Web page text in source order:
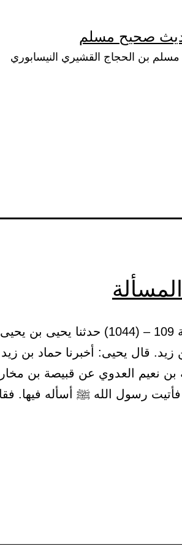
صحيح مسلم
مسلم بن الحجاج القشيري النيسابوري
(36) باب من تحل له المسألة 109 – (1044) حدثنا
قال يحيى: أخبرنا حماد بن
بن نعيم العدوي عن قبيصة بن
فأتيت رسول الله ﷺ أسأله فيها.